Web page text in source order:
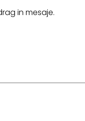
in mesaje.